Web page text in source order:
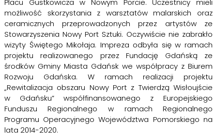
Placu Gustkowicza w Nowym Porcie. Uczestnicy mieli
możliwość skorzystania z warsztatów malarskich oraz
ceramicznych przeprowadzonych przez artystów ze
Stowarzyszenia Nowy Port Sztuki. Oczywiście nie zabrakło
wizyty Świętego Mikołaja. Impreza odbyła się w ramach
projektu realizowanego przez Fundację Gdańską ze
środków Gminy Miasta Gdańsk we współpracy z Biurem
Rozwoju Gdańska. W ramach realizacji projektu
„Rewitalizacja obszaru Nowy Port z Twierdzą Wisłoujście
w Gdańsku” współfinansowanego z Europejskiego
Funduszu Regionalnego w ramach Regionalnego
Programu Operacyjnego Województwa Pomorskiego na
lata 2014-2020.